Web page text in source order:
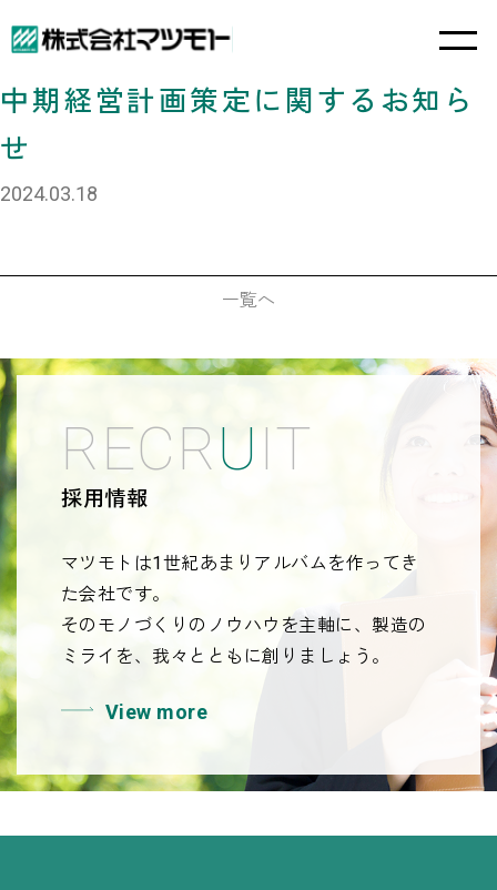
中期経営計画策定に関するお知ら
せ
2024.03.18
一覧へ
RECRUIT
採用情報
マツモトは1世紀あまりアルバムを作ってき
た会社です。
そのモノづくりのノウハウを主軸に、製造の
ミライを、我々とともに創りましょう。
View more